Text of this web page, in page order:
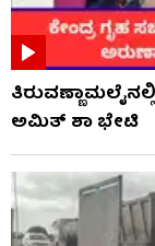
ಅಮಿತ್ ಶಾ ಭೇಟಿ